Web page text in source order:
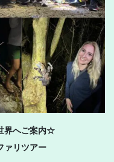
界へご案内☆
ァリツアー